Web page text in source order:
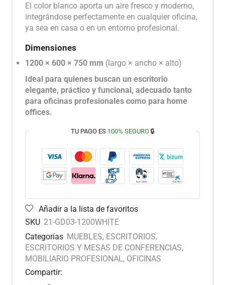
El color blanco aporta un aire fresco y moderno,
integrándose perfectamente en cualquier oficina,
ya sea en casa o en un entorno profesional.
Dimensiones
1200 × 600 × 750 mm (largo × ancho × alto)
Ideal para quienes buscan un escritorio
elegante, práctico y funcional, adecuado tanto
para oficinas profesionales como para home
offices.
TU PAGO ES 100% SEGURO🔒
Añadir a la lista de favoritos
SKU 21-GD03-1200WHITE
Categorías MUEBLES, ESCRITORIOS,
ESCRITORIOS Y MESAS DE CONFERENCIAS,
MOBILIARIO PROFESIONAL, OFICINAS
Compartir: